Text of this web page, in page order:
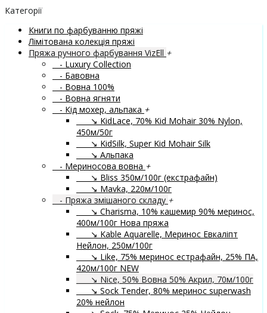
Категорії
Книги по фарбуванню пряжі
Лімітована колекція пряжі
Пряжа ручного фарбування VizEll +
- Luxury Collection
- Бавовна
- Вовна 100%
- Вовна ягняти
- Кід мохер, альпака +
↘ KidLace, 70% Kid Mohair 30% Nylon,
450м/50г
↘ KidSilk, Super Kid Mohair Silk
↘ Альпака
- Мериносова вовна +
↘ Bliss 350м/100г (екстрафайн)
↘ Mavka, 220м/100г
- Пряжа змішаного складу +
↘ Charisma, 10% кашемир 90% меринос,
400м/100г Нова пряжа
↘ Kable Aquarelle, Меринос Евкаліпт
Нейлон, 250м/100г
↘ Like, 75% меринос естрафайн, 25% ПА,
420м/100г NEW
↘ Nice, 50% Вовна 50% Акрил, 70м/100г
↘ Sock Tender, 80% меринос superwash
20% нейлон